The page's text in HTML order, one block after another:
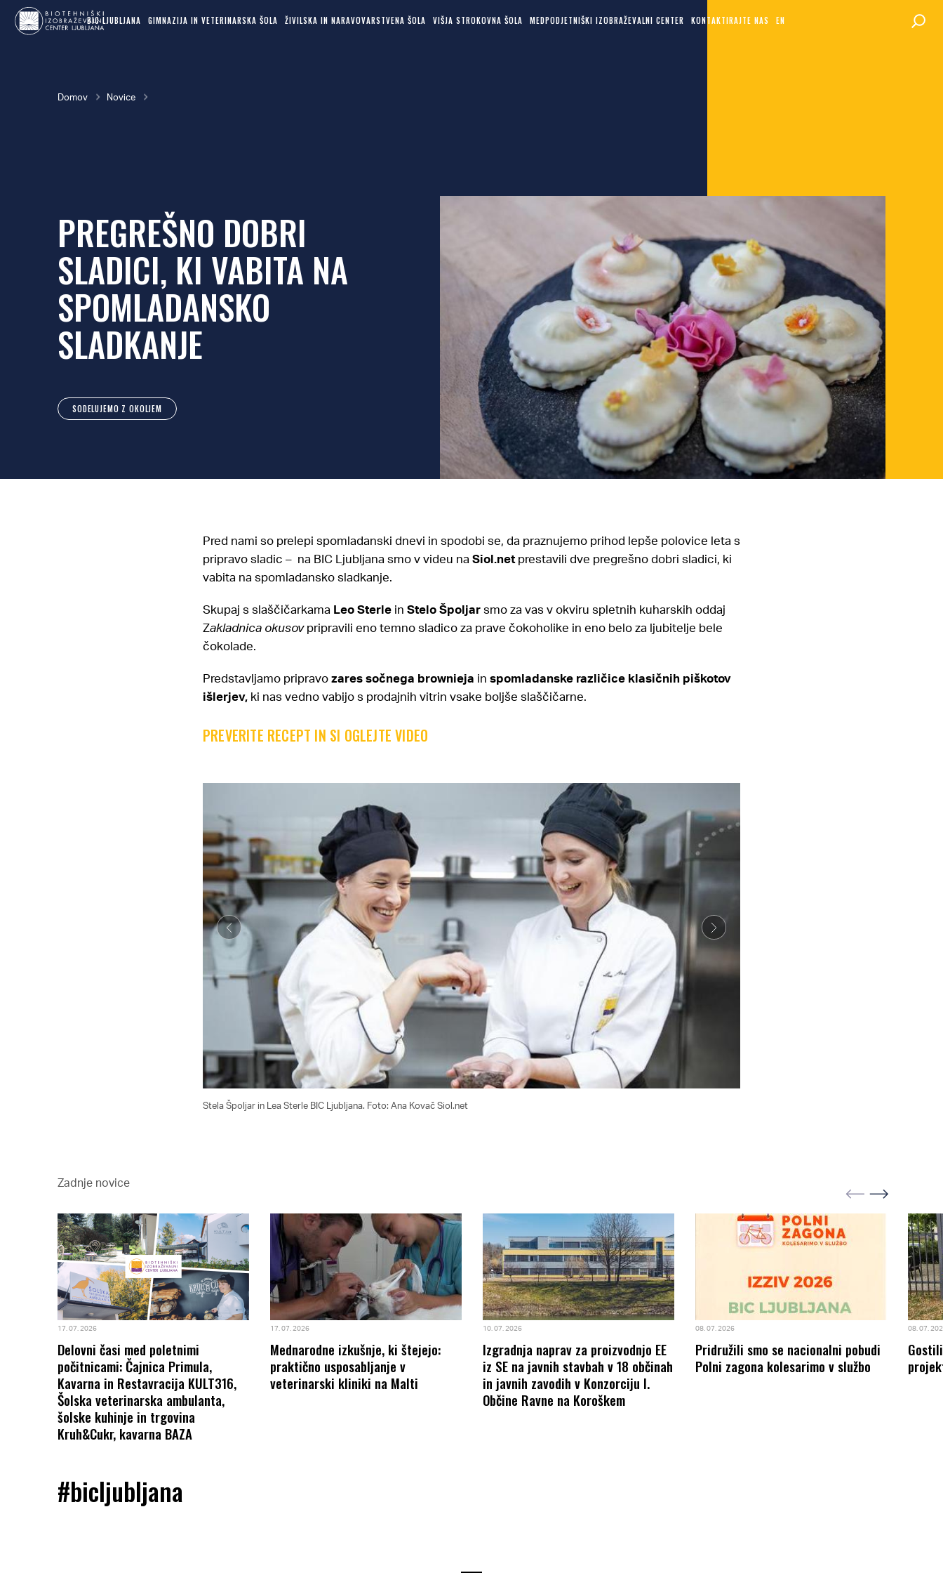
Skok
na
MAIN
NAVIGATION
BIC LJUBLJANA GIMNAZIJA IN VETERINARSKA ŠOLA ŽIVILSKA IN NARAVOVARSTVENA ŠOLA VIŠJA STROKOVNA ŠOLA MEDPODJETNIŠKI IZOBRAŽEVALNI CENTER KONTAKTIRAJTE NAS EN
Breadcrumb
Domov Novice
PREGREŠNO DOBRI
SLADICI, KI VABITA NA
SPOMLADANSKO
SLADKANJE
SODELUJEMO Z OKOLJEM
Pred nami so prelepi spomladanski dnevi in spodobi se, da praznujemo prihod lepše polovice leta s
pripravo sladic – na BIC Ljubljana smo v videu na Siol.netprestavili dve pregrešno dobri sladici, ki
vabita na spomladansko sladkanje.
Skupaj s slaščičarkama Leo Sterle in Stelo Špoljarsmo za vas v okviru spletnih kuharskih oddaj
Zakladnica okusovpripravili eno temno sladico za prave čokoholike in eno belo za ljubitelje bele
čokolade.
Predstavljamo pripravozares sočnega brownieja in spomladanske različice klasičnih piškotov
išlerjev, ki nas vedno vabijo s prodajnih vitrin vsake boljše slaščičarne.
PREVERITE RECEPT IN SI OGLEJTE VIDEO
Stela Špoljar in Lea Sterle BIC Ljubljana. Foto: Ana Kovač Siol.net
Zadnje novice
17. 07. 2026
Delovni časi med poletnimi
počitnicami: Čajnica Primula,
Kavarna in Restavracija KULT316,
Šolska veterinarska ambulanta,
šolske kuhinje in trgovina
Kruh&Cukr, kavarna BAZA
17. 07. 2026
Mednarodne izkušnje, ki štejejo:
praktično usposabljanje v
veterinarski kliniki na Malti
10. 07. 2026
Izgradnja naprav za proizvodnjo EE
iz SE na javnih stavbah v 18 občinah
in javnih zavodih v Konzorciju I.
Občine Ravne na Koroškem
08. 07. 2026
Pridružili smo se nacionalni pobudi
Polni zagona kolesarimo v službo
08. 07.
#bicljubljana